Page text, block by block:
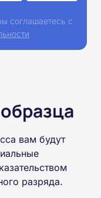
соглашаетесь с
вам будут
разряда.